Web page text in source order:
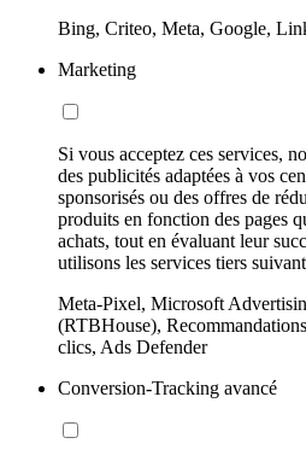
Bing, Criteo, Meta, Google,
Marketing
Si vous acceptez ces services,
des publicités adaptées à vos
sponsorisés ou des offres de
produits en fonction des pages
achats, tout en évaluant leur
utilisons les services tiers
Meta-Pixel, Microsoft
(RTBHouse),
clics, Ads Defender
Conversion-Tracking avancé